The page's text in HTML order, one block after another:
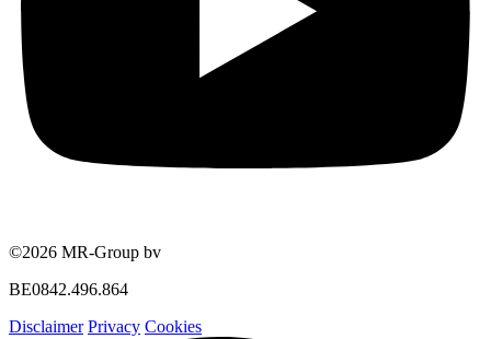
©2026 MR-Group bv
BE0842.496.864
Disclaimer Privacy Cookies